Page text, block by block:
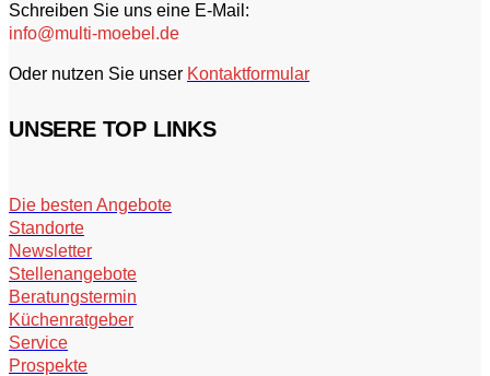
Schreiben Sie uns eine E-Mail:
info@multi-moebel.de
Oder nutzen Sie unser Kontaktformular
UNSERE TOP LINKS
Die besten Angebote
Standorte
Newsletter
Stellenangebote
Beratungstermin
Küchenratgeber
Service
Prospekte